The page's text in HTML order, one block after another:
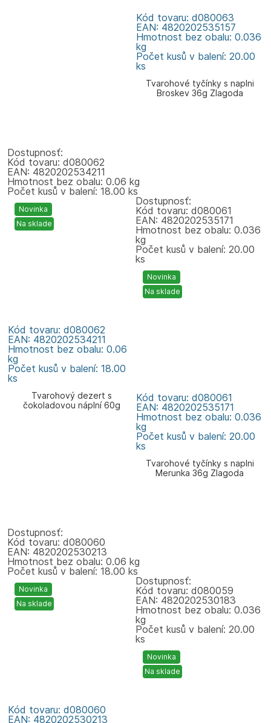
Kód tovaru: d080063
EAN: 4820202535157
Hmotnost bez obalu: 0.036
kg
Počet kusů v balení: 20.00
ks
Tvarohové tyčínky s naplni
Broskev 36g Zlagoda
Dostupnosť:
Kód tovaru: d080062
EAN: 4820202534211
Hmotnost bez obalu: 0.06 kg
Počet kusů v balení: 18.00 ks
Novinka
Na sklade
Kód tovaru: d080062
EAN: 4820202534211
Hmotnost bez obalu: 0.06
kg
Počet kusů v balení: 18.00
ks
Tvarohový dezert s
čokoladovou náplní 60g
Dostupnosť:
Kód tovaru: d080061
EAN: 4820202535171
Hmotnost bez obalu: 0.036
kg
Počet kusů v balení: 20.00
ks
Novinka
Na sklade
Kód tovaru: d080061
EAN: 4820202535171
Hmotnost bez obalu: 0.036
kg
Počet kusů v balení: 20.00
ks
Tvarohové tyčínky s naplni
Merunka 36g Zlagoda
Dostupnosť:
Kód tovaru: d080060
EAN: 4820202530213
Hmotnost bez obalu: 0.06 kg
Počet kusů v balení: 18.00 ks
Novinka
Na sklade
Kód tovaru: d080060
EAN: 4820202530213
Dostupnosť:
Kód tovaru: d080059
EAN: 4820202530183
Hmotnost bez obalu: 0.036
kg
Počet kusů v balení: 20.00
ks
Novinka
Na sklade